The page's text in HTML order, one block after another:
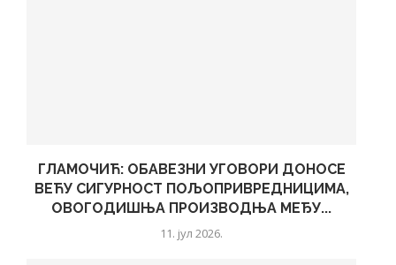
ГЛАМОЧИЋ: ОБАВЕЗНИ УГОВОРИ ДОНОСЕ
ВЕЋУ СИГУРНОСТ ПОЉОПРИВРЕДНИЦИМА,
ОВОГОДИШЊА ПРОИЗВОДЊА МЕЂУ...
11. јул 2026.